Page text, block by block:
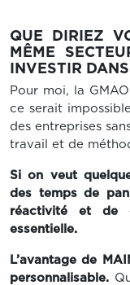
QUE DIRIEZ
MÊME
INVESTIR
Pour moi, la
ce serait
des entreprises
travail et de
Si on veut
des temps de
réactivité et de
essentielle.
L’avantage de
personnalisable.